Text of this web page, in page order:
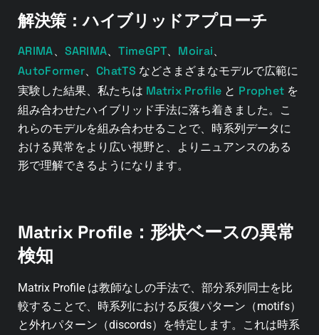
解決策：ハイブリッドアプローチ
ARIMA、 SARIMA、TimeGPT、 Moirai、
AutoFormer、 ChatTS などさまざまなモデルで広範に
実験した結果、私たちは Matrix Profile と Prophet を
組み合わせたハイブリッド手法に落ち着きました。こ
れらのモデルを組み合わせることで、時系列データに
おける異常をより広い視野と、よりニュアンスのある
形で理解できるようになります。
Matrix Profile：形状ベースの異常
検知
Matrix Profile は教師なしの手法で、部分系列同士を比
較することで、時系列における反復パターン（motifs）
と外れパターン（discords）を特定します。これは時系